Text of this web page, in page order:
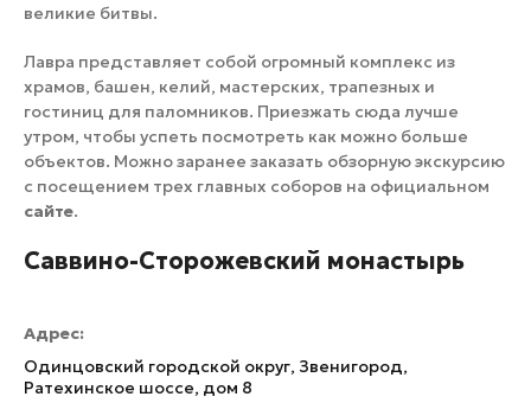
великие битвы.
Лавра представляет собой огромный комплекс из
храмов, башен, келий, мастерских, трапезных и
гостиниц для паломников. Приезжать сюда лучше
утром, чтобы успеть посмотреть как можно больше
объектов. Можно заранее заказать обзорную экскурсию
с посещением трех главных соборов на официальном
сайте.
Саввино-Сторожевский монастырь
Адрес:
Одинцовский городской округ, Звенигород,
Ратехинское шоссе, дом 8